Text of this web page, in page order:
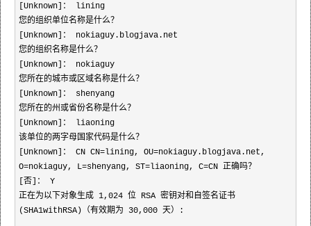
[Unknown]： lining
您的组织单位名称是什么？
[Unknown]： nokiaguy.blogjava.net
您的组织名称是什么？
[Unknown]： nokiaguy
您所在的城市或区域名称是什么？
[Unknown]： shenyang
您所在的州或省份名称是什么？
[Unknown]： liaoning
该单位的两字母国家代码是什么？
[Unknown]： CN CN=lining, OU=nokiaguy.blogjava.net,
O=nokiaguy, L=shenyang, ST=liaoning, C=CN 正确吗？
[否]： Y
正在为以下对象生成 1, 024 位 RSA 密钥对和自签名证书
(SHA1withRSA)（有效期为 30, 000 天）: